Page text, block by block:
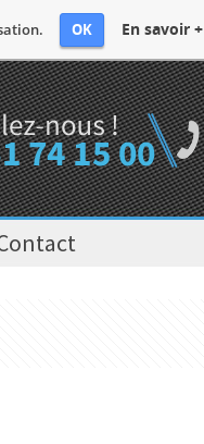
OK En savoir +